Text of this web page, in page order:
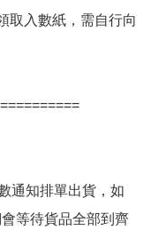
取入數紙，需自行向
通知排單出貨，如
等待貨品全部到齊